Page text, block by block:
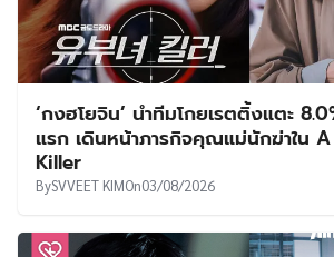
‘กงฮโยจิน’ นำทีมโกยเรตติ้งแตะ
แรก เดินหน้าภารกิจคุณแม่นักฆ่าใน
Killer
BySVVEET KIMOn03/08/2026